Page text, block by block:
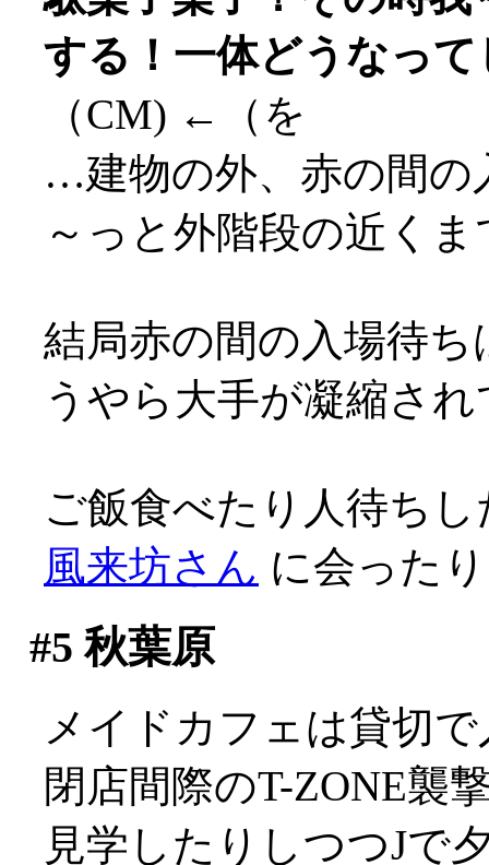
する！一体どうなっ
（CM) ←（を
…建物の外、赤の間の
～っと外階段の近く
結局赤の間の入場待
うやら大手が凝縮さ
ご飯食べたり人待ち
風来坊さん に会った
#5 秋葉原
メイドカフェは貸切
閉店間際のT-ZONE襲
見学したりしつつJで